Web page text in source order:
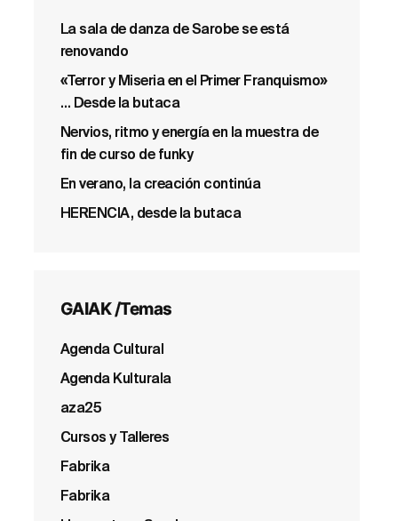
La sala de danza de Sarobe se está
renovando
«Terror y Miseria en el Primer Franquismo»
… Desde la butaca
Nervios, ritmo y energía en la muestra de
fin de curso de funky
En verano, la creación continúa
HERENCIA, desde la butaca
GAIAK /Temas
Agenda Cultural
Agenda Kulturala
aza25
Cursos y Talleres
Fabrika
Fabrika